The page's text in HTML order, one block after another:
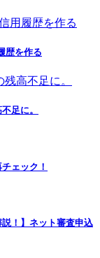
歴を作る
足に。
ェック！
説！】ネット審査申込